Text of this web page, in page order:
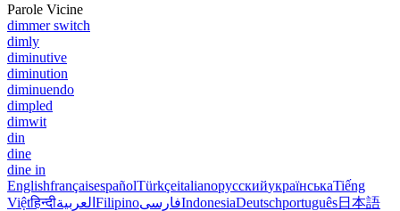
Parole Vicine
dimmer switch
dimly
diminutive
diminution
diminuendo
dimpled
dimwit
din
dine
dine in
EnglishfrançaisespañolTürkçeitalianoрусскийукраїнськаTiếng
Việtहिन्दीالعربية FilipinoفارسیIndonesiaDeutschportuguês日本語